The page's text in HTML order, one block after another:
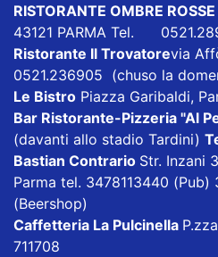
RISTORANTE OMBRE ROSSE
43121 PARMA Tel.
Ristorante Il Trovatorevia
0521.236905 (chuso la
Le Bistro Piazza Garibaldi,
Bar Ristorante-Pizzeria "Al
(davanti allo stadio Tardini)
Bastian Contrario Str. Inzani
Parma tel. 3478113440 (Pub)
(Beershop)
Caffetteria La Pulcinella
711708